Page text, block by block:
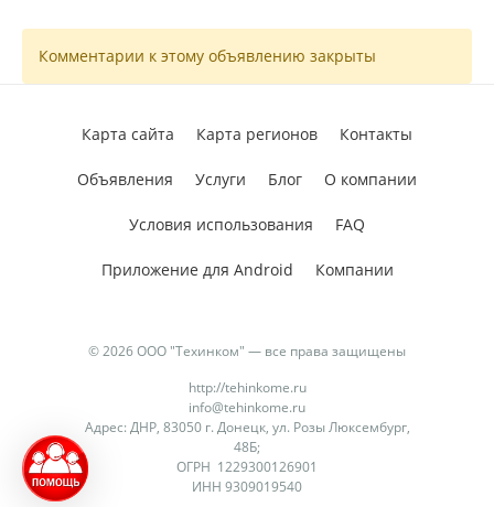
Комментарии к этому объявлению закрыты
© 2026 ООО "Техинком" — все права защищены
http://tehinkome.ru
info@tehinkome.ru
Адрес: ДНР, 83050 г. Донецк, ул. Розы Люксембург,
48Б;
ОГРН 1229300126901
ИНН 9309019540
Карта сайта Карта регионов Контакты
Объявления Услуги Блог О компании
Условия использования FAQ
Приложение для Android Компании